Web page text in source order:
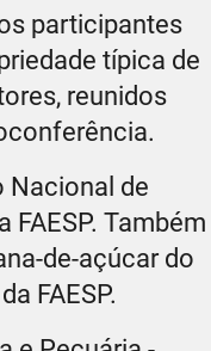
participantes
típica de
reunidos
Nacional de
Também
de-açúcar do
FAESP.